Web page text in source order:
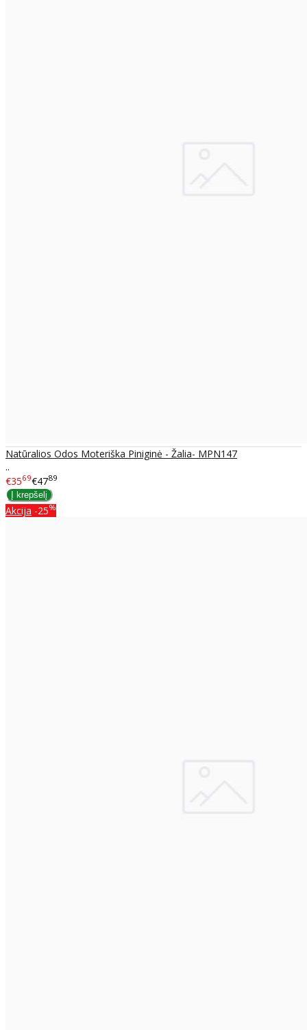
Natūralios Odos Moteriška Piniginė - Žalia- MPN147
..
€3569€4789
Akcija -25%